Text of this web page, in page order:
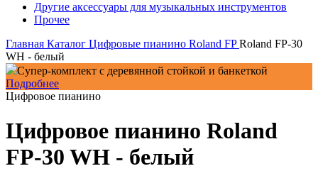
Другие аксессуары для музыкальных инструментов
Прочее
Главная Каталог Цифровые пианино Roland FPRoland FP-30
WH - белый
Супер-комплект с деревянной стойкой и банкеткой
Подробнее
Цифровое пианино
Цифровое пианино Roland
FP-30 WH - белый